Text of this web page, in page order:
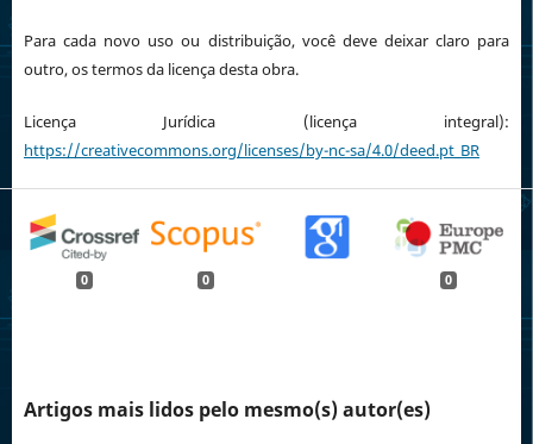
Para cada novo uso ou distribuição, você deve deixar claro para
outro, os termos da licença desta obra.
Licença Jurídica (licença integral):
https://creativecommons.org/licenses/by-nc-sa/4.0/deed.pt_BR
0 0 0
Artigos mais lidos pelo mesmo(s) autor(es)